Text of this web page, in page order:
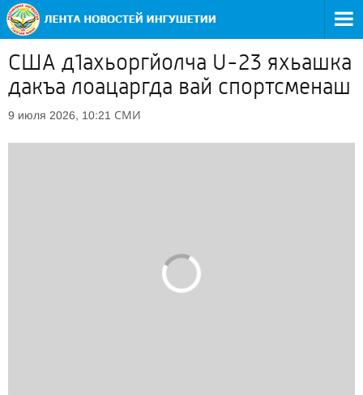
США д1ахьоргйолча U-23 яхьашка
дакъа лоацаргда вай спортсменаш
9 июля 2026, 10:21 СМИ